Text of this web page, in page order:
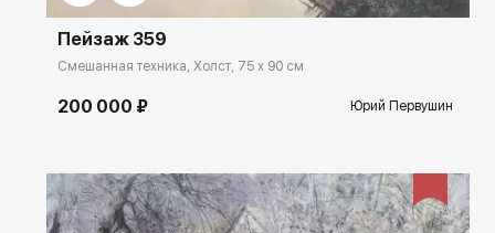
Пейзаж 359
Смешанная техника, Холст, 75 x 90 см
200 000 ₽ Юрий Первушин